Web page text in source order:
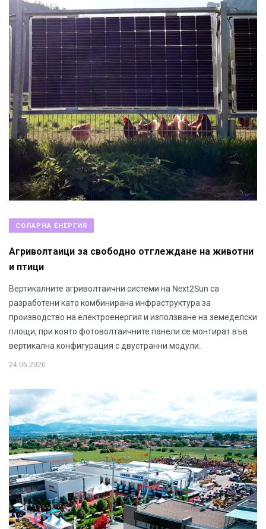
СОЛАРНА ЕНЕРГИЯ
Агриволтаици за свободно отглеждане на животни
и птици
Вертикалните агриволтаични системи на Next2Sun са
разработени като комбинирана инфраструктура за
производство на електроенергия и използване на земеделски
площи, при която фотоволтаичните панели се монтират във
вертикална конфигурация с двустранни модули.
24.06.2026